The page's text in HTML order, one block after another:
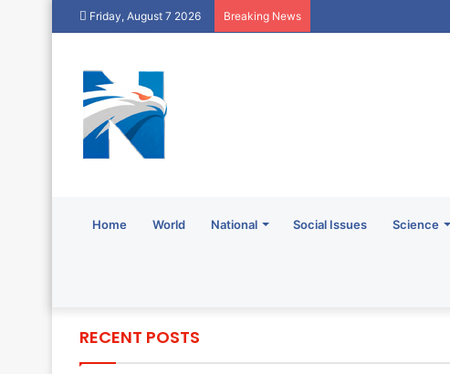
Friday, August 7 2026 Breaking News
Home World National Social Issues Science
RECENT POSTS